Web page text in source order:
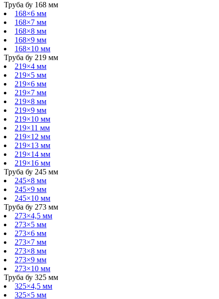
Труба бу 168 мм
168×6 мм
168×7 мм
168×8 мм
168×9 мм
168×10 мм
Труба бу 219 мм
219×4 мм
219×5 мм
219×6 мм
219×7 мм
219×8 мм
219×9 мм
219×10 мм
219×11 мм
219×12 мм
219×13 мм
219×14 мм
219×16 мм
Труба бу 245 мм
245×8 мм
245×9 мм
245×10 мм
Труба бу 273 мм
273×4,5 мм
273×5 мм
273×6 мм
273×7 мм
273×8 мм
273×9 мм
273×10 мм
Труба бу 325 мм
325×4,5 мм
325×5 мм